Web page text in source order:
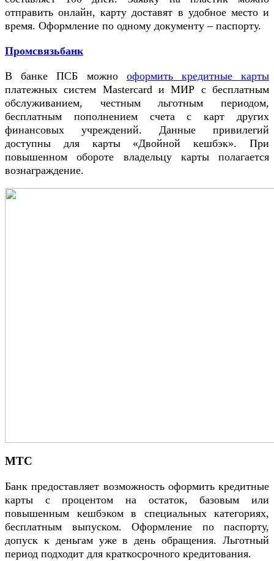
отправить онлайн, карту доставят в удобное место и
время. Оформление по одному документу – паспорту.
Промсвязьбанк
В банке ПСБ можно оформить кредитные карты
платежных систем Mastercard и МИР с бесплатным
обслуживанием, честным льготным периодом,
бесплатным пополнением счета с карт других
финансовых учреждений. Данные привилегий
доступны для карты «Двойной кешбэк». При
повышенном обороте владельцу карты полагается
вознаграждение.
МТС
Банк предоставляет возможность оформить кредитные
карты с процентом на остаток, базовым или
повышенным кешбэком в специальных категориях,
бесплатным выпуском. Оформление по паспорту,
допуск к деньгам уже в день обращения. Льготный
период подходит для краткосрочного кредитования.